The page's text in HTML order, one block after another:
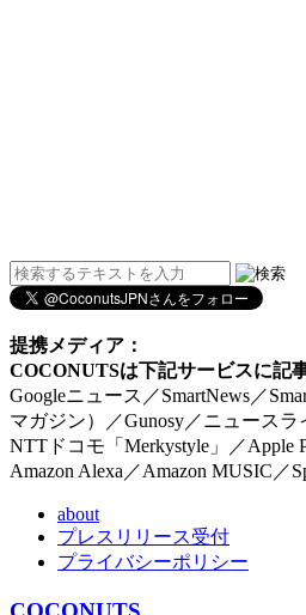
提携メディア：
COCONUTSは下記サービスに記
Googleニュース／SmartNews／
マガジン）／Gunosy／ニュースラ
NTTドコモ「Merkystyle」／Apple
Amazon Alexa／Amazon MUSIC／
about
プレスリリース受付
プライバシーポリシー